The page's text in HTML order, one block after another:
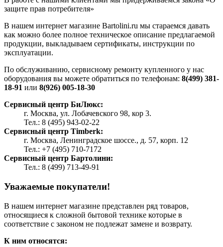
защите прав потребителя»
В нашем интернет магазине Bartolini.ru мы стараемся давать
как можно более полное техническое описание предлагаемой
продукции, выкладываем сертификаты, инструкции по
эксплуатации.
По обслуживанию, сервисному ремонту купленного у нас
оборудования вы можете обратиться по телефонам: 8(499) 381-
18-91 или 8(926) 005-18-30
Сервисный центр БиЛюкс:
г. Москва, ул. Лобачевского 98, кор 3.
Тел.: 8 (495) 943-02-22
Сервисный центр Timberk:
г. Москва, Ленинградское шоссе., д. 57, корп. 12
Тел.: +7 (495) 710-7172
Сервисный центр Бартолини:
Тел.: 8 (499) 713-49-91
Уважаемые покупатели!
В нашем интернет магазине представлен ряд товаров,
относящиеся к сложной бытовой технике которые в
соответствие с законом не подлежат замене и возврату.
К ним относятся: